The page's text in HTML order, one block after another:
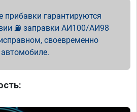
гарантируются
⛽ заправки АИ100/АИ98
своевременно